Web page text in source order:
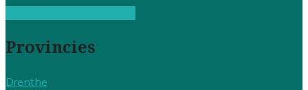
Provincies
Drenthe